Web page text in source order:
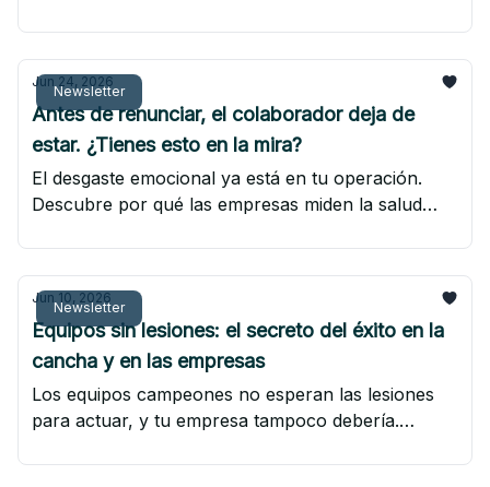
Newsletter
Jun 24, 2026
Antes de renunciar, el colaborador deja de
estar. ¿Tienes esto en la mira?
El desgaste emocional ya está en tu operación.
Descubre por qué las empresas miden la salud
evitables. Descarga el ebook con data real: "El
verdadero reto de la salud mental".
Newsletter
Jun 10, 2026
Equipos sin lesiones: el secreto del éxito en la
cancha y en las empresas
Los equipos campeones no esperan las lesiones
para actuar, y tu empresa tampoco debería.